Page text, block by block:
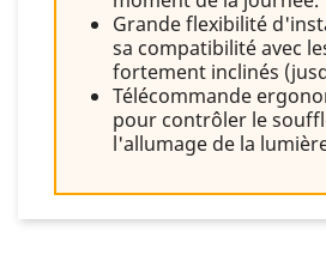
Grande flexibilité
sa compatibilité avec
fortement inclinés
Télécommande
pour contrôler le
l'allumage de la